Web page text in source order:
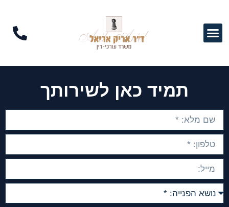
תמיד כאן לשירותך